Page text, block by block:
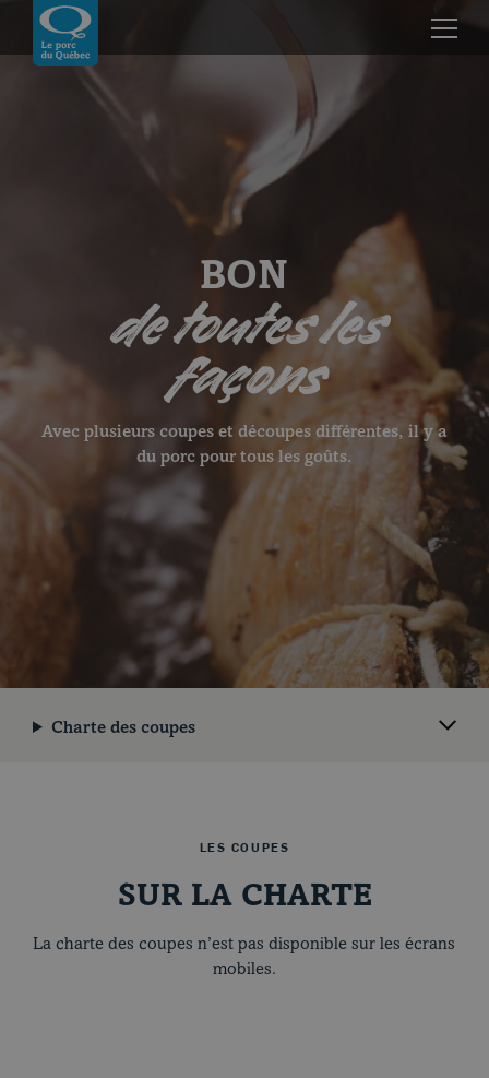
Skip to content
Revenir à la page d’accueil
BON
de toutes les
façons
Avec plusieurs coupes et découpes différentes, il y a
du porc pour tous les goûts.
Charte des coupes
LES COUPES
SUR LA CHARTE
La charte des coupes n’est pas disponible sur les écrans
mobiles.